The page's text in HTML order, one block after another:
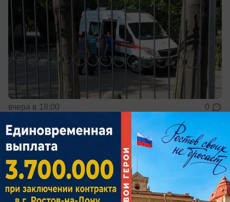
вчера в 18:00 0
Общество
Запасы русского осетра в Азовском
море увеличились вдвое за год
Ученые связывают рост популяции с работой
рыбоводных заводов и усиленной охраной